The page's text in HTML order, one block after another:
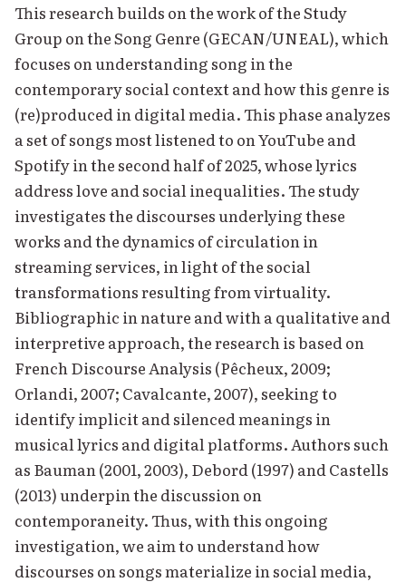
This research builds on the work of the Study
Group on the Song Genre (GECAN/UNEAL), which
focuses on understanding song in the
contemporary social context and how this genre is
(re)produced in digital media. This phase analyzes
a set of songs most listened to on YouTube and
Spotify in the second half of 2025, whose lyrics
address love and social inequalities. The study
investigates the discourses underlying these
works and the dynamics of circulation in
streaming services, in light of the social
transformations resulting from virtuality.
Bibliographic in nature and with a qualitative and
interpretive approach, the research is based on
French Discourse Analysis (Pêcheux, 2009;
Orlandi, 2007; Cavalcante, 2007), seeking to
identify implicit and silenced meanings in
musical lyrics and digital platforms. Authors such
as Bauman (2001, 2003), Debord (1997) and Castells
(2013) underpin the discussion on
contemporaneity. Thus, with this ongoing
investigation, we aim to understand how
discourses on songs materialize in social media,